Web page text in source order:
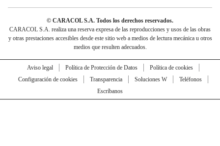
© CARACOL S.A. Todos los derechos reservados.
CARACOL S.A. realiza una reserva expresa de las reproducciones y usos de las obras
y otras prestaciones accesibles desde este sitio web a medios de lectura mecánica u otros
medios que resulten adecuados.
Aviso legal Política de Protección de Datos
Política de cookies
Configuración de cookies
Transparencia Soluciones W
Teléfonos
Escríbanos